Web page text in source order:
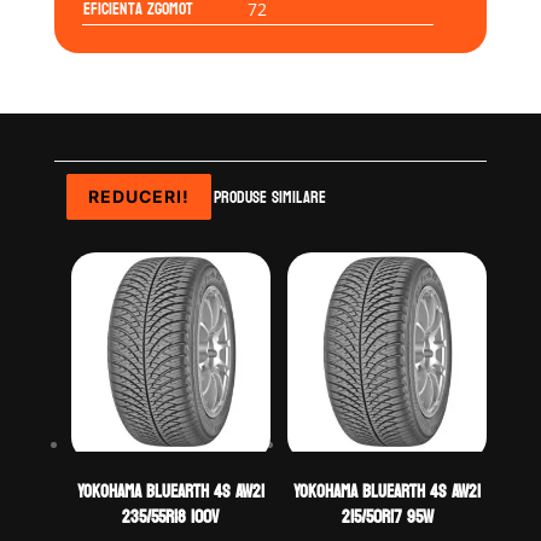
Eficienta Zgomot 72
Produse similare
REDUCERI!
Yokohama BLUEARTH 4S AW21
235/55R18 100V
REDUCERI!
Yokohama BLUEARTH 4S AW21
215/50R17 95W
REDUCERI!
REDUCERI!